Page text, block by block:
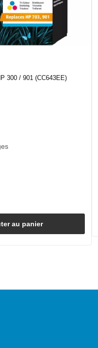
300 / 901 (CC643EE)
au panier